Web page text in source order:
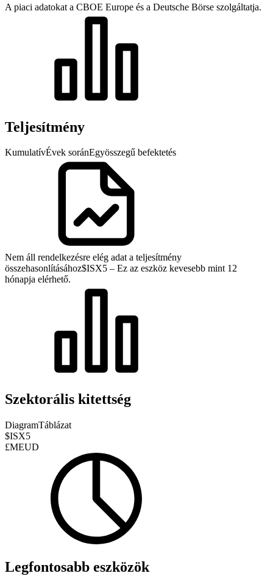
A piaci adatokat a CBOE Europe és a Deutsche Börse szolgáltatja.
Teljesítmény
KumulatívÉvek soránEgyösszegű befektetés
Nem áll rendelkezésre elég adat a teljesítmény
összehasonlításához$ISX5 – Ez az eszköz kevesebb mint 12
hónapja elérhető.
Szektorális kitettség
DiagramTáblázat
$ISX5
£MEUD
Legfontosabb eszközök